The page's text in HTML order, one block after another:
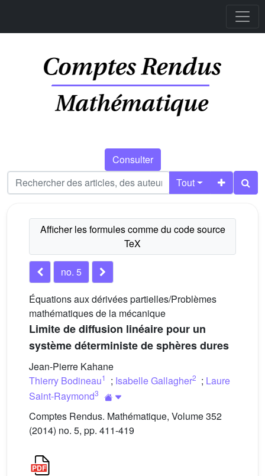
Consulter
Tout
no. 5
Équations aux dérivées partielles/Problèmes
mathématiques de la mécanique
Limite de diffusion linéaire pour un
système déterministe de sphères dures
Jean-Pierre Kahane
Thierry Bodineau1 ; Isabelle Gallagher2 ; Laure
Saint-Raymond3
Comptes Rendus. Mathématique, Volume 352
(2014) no. 5, pp. 411-419